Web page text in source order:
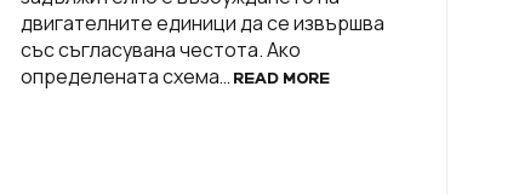
двигателните единици да се извършва
със съгласувана честота. Ако
определената схема… READ MORE